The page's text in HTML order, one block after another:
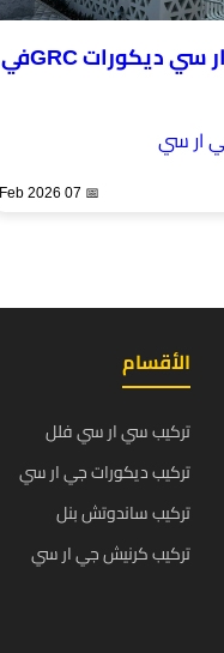
ما هو سعر متر جي ار سي ديكورات GRCفي
ار سي
📅 07 Feb 2026
الأقسام
تركيب سي ار سي فلل
تركيب ديكورات جي ار سي
تركيب ساندوتش بنل
تركيب كرنيش جي ار سي